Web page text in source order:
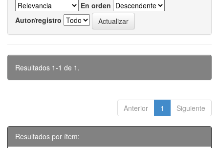
En orden
Autor/registro
Resultados 1-1 de 1.
Anterior 1 Siguiente
Resultados por ítem: